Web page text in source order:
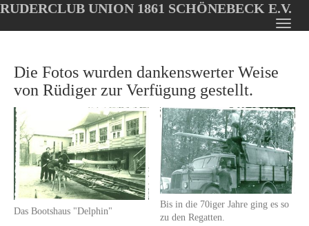
Oops, an error occurred! Code: 2026080809095878459b91
main
content
RUDERCLUB UNION 1861 SCHÖNEBECK E.V.
Die Fotos wurden dankenswerter Weise
von Rüdiger zur Verfügung gestellt.
Das Bootshaus "Delphin"
Bis in die 70iger Jahre ging es so
zu den Regatten.